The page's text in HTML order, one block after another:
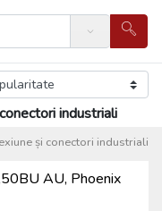
Search
industriali
și conectori industriali
AU, Phoenix